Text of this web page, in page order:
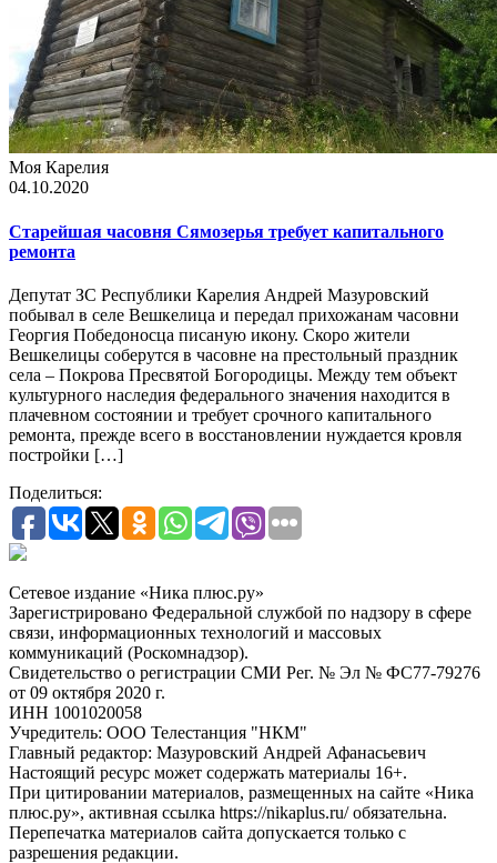
Моя Карелия
04.10.2020
Старейшая часовня Сямозерья требует капитального
ремонта
Депутат ЗС Республики Карелия Андрей Мазуровский
побывал в селе Вешкелица и передал прихожанам часовни
Георгия Победоносца писаную икону. Скоро жители
Вешкелицы соберутся в часовне на престольный праздник
села – Покрова Пресвятой Богородицы. Между тем объект
культурного наследия федерального значения находится в
плачевном состоянии и требует срочного капитального
ремонта, прежде всего в восстановлении нуждается кровля
постройки […]
Поделиться:
Сетевое издание «Ника плюс.ру»
Зарегистрировано Федеральной службой по надзору в сфере
связи, информационных технологий и массовых
коммуникаций (Роскомнадзор).
Свидетельство о регистрации СМИ Рег. № Эл № ФС77-79276
от 09 октября 2020 г.
ИНН 1001020058
Учредитель: ООО Телестанция "НКМ"
Главный редактор: Мазуровский Андрей Афанасьевич
Настоящий ресурс может содержать материалы 16+.
При цитировании материалов, размещенных на сайте «Ника
плюс.ру», активная ссылка https://nikaplus.ru/ обязательна.
Перепечатка материалов сайта допускается только с
разрешения редакции.